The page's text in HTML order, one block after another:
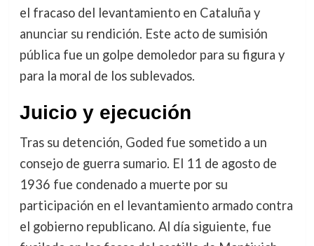
el fracaso del levantamiento en Cataluña y
anunciar su rendición. Este acto de sumisión
pública fue un golpe demoledor para su figura y
para la moral de los sublevados.
Juicio y ejecución
Tras su detención, Goded fue sometido a un
consejo de guerra sumario. El 11 de agosto de
1936 fue condenado a muerte por su
participación en el levantamiento armado contra
el gobierno republicano. Al día siguiente, fue